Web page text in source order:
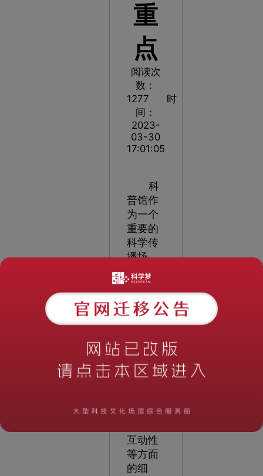
重
点
阅读次
数：
1277
时
间：
2023-
03-30
17:01:05
科
普馆作
为一个
重要的
科学传
播场
所，其
设计需
要充分
考虑观
众的特
点和需
求，同
时也需
选择、
互动性
等方面
的细